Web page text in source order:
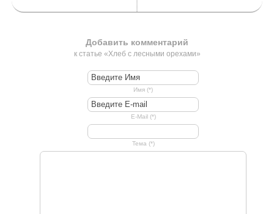
Добавить комментарий
к статье «Хлеб с лесными орехами»
Имя (*)
E-Mail (*)
Тема (*)